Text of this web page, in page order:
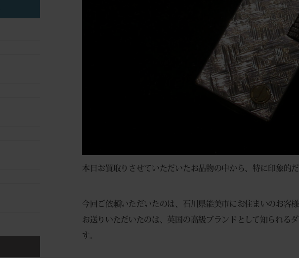
本日お買取りさせていただいたお品物の中から、特に印象的
今回ご依頼いただいたのは、石川県能美市にお住まいのお客
お送りいただいたのは、英国の高級ブランドとして知られる
す。